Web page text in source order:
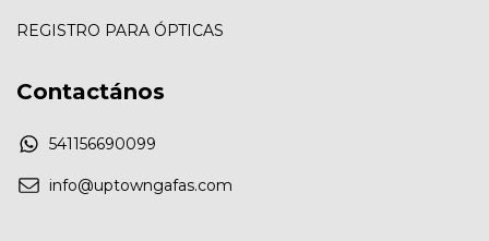
REGISTRO PARA ÓPTICAS
Contactános
541156690099
info@uptowngafas.com